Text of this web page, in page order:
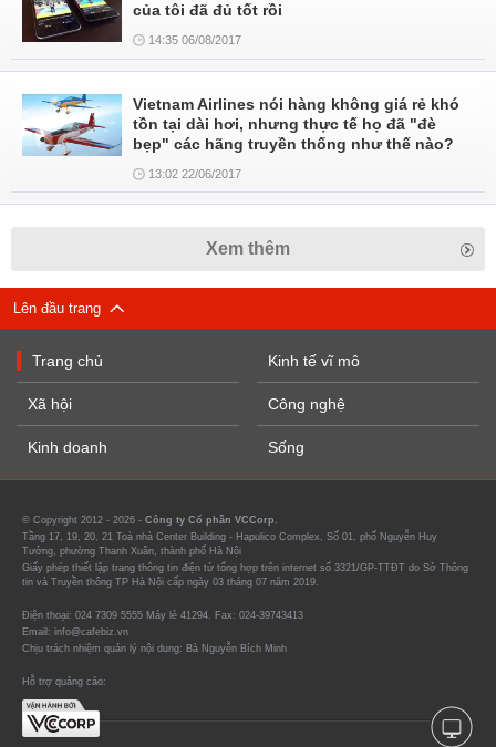
của tôi đã đủ tốt rồi
14:35 06/08/2017
Vietnam Airlines nói hàng không giá rẻ khó
tồn tại dài hơi, nhưng thực tế họ đã "đè
bẹp" các hãng truyền thống như thế nào?
13:02 22/06/2017
Xem thêm
Lên đầu trang
Trang chủ
Xã hội
Kinh doanh
Kinh tế vĩ mô
Công nghệ
Sống
© Copyright 2012 - 2026 - Công ty Cổ phần VCCorp.
Tầng 17, 19, 20, 21 Toà nhà Center Building - Hapulico Complex, Số 01, phố Nguyễn Huy
Tưởng, phường Thanh Xuân, thành phố Hà Nội
Giấy phép thiết lập trang thông tin điện tử tổng hợp trên internet số 3321/GP-TTĐT do Sở Thông
tin và Truyền thông TP Hà Nội cấp ngày 03 tháng 07 năm 2019.
Điện thoại: 024 7309 5555 Máy lẻ 41294. Fax: 024-39743413
Email: info@cafebiz.vn
Chịu trách nhiệm quản lý nội dung: Bà Nguyễn Bích Minh
Hỗ trợ quảng cáo: